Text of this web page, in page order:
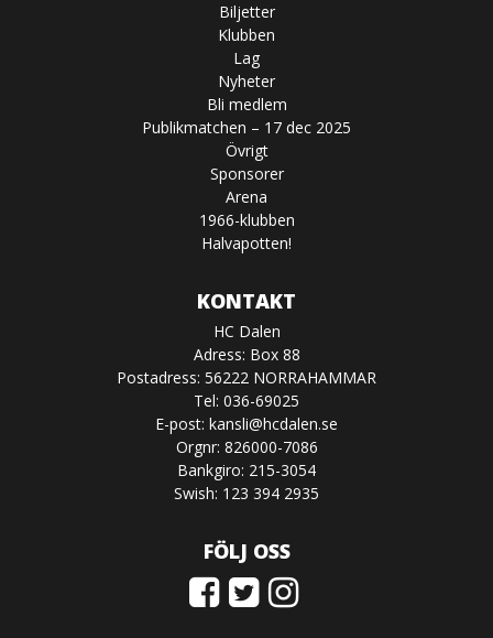
Biljetter
Klubben
Lag
Nyheter
Bli medlem
Publikmatchen – 17 dec 2025
Övrigt
Sponsorer
Arena
1966-klubben
Halvapotten!
KONTAKT
HC Dalen
Adress: Box 88
Postadress: 56222 NORRAHAMMAR
Tel: 036-69025
E-post: kansli@hcdalen.se
Orgnr: 826000-7086
Bankgiro: 215-3054
Swish: 123 394 2935
FÖLJ OSS